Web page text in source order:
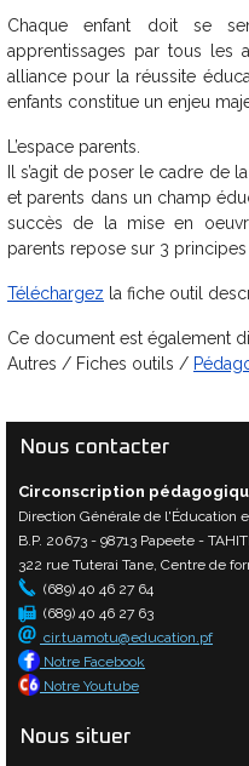
Chaque enfant doit se
apprentissages par tous les
alliance pour la réussite
enfants constitue un enjeu
L’espace parents.
Il s’agit de poser le cadre de
et parents dans un champ
succès de la mise en
parents repose sur 3 principes
Téléchargez la fiche outil
Ce document est également
Autres / Fiches outils /
Nous contacter
Circonscription
Direction Générale de l'Éducation
B.P. 20673 - 98713 Papeete - TAHITI
322 rue Tuterai Tane, Centre de
(689) 40 46 27 64
(689) 40 46 27 63
cir.tuamotu@education.pf
Notre Facebook
Notre Youtube
Nous situer